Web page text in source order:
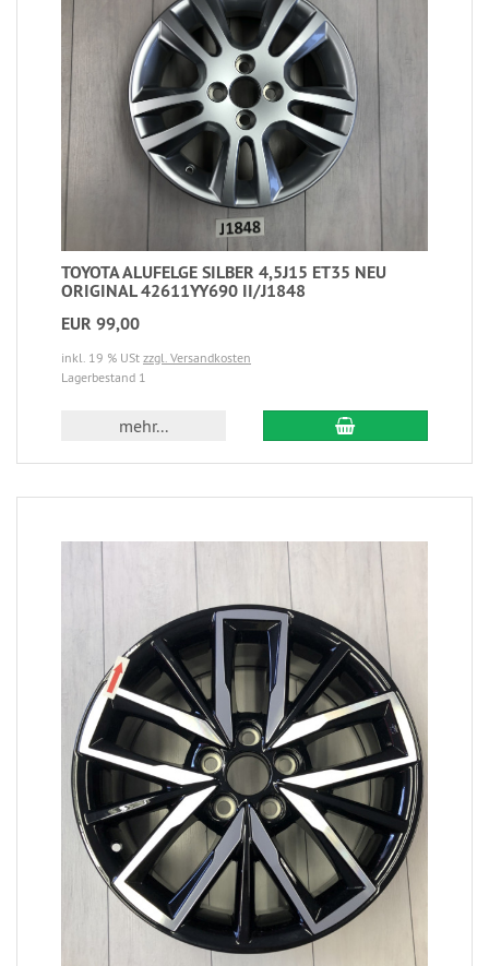
TOYOTA ALUFELGE SILBER 4,5J15 ET35 NEU
ORIGINAL 42611YY690 II/J1848
EUR 99,00
inkl. 19 % USt zzgl. Versandkosten
Lagerbestand 1
mehr...